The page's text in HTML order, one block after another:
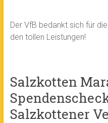
Der VfB bedankt sich für
den tollen Leistungen!
Salzkotten
Salzkottener